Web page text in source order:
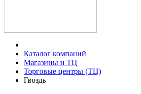
Каталог компаний
Магазины и ТЦ
Торговые центры (ТЦ)
Гвоздь